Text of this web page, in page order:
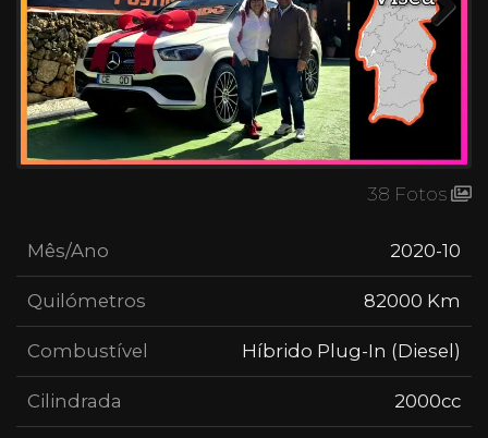
Next
38 Fotos
Mês/Ano 2020-10
Quilómetros 82000 Km
Combustível Híbrido Plug-In (Diesel)
Cilindrada 2000cc